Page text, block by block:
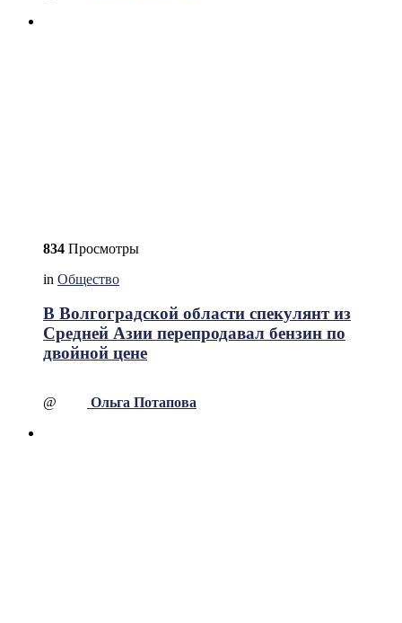
834 Просмотры
in Общество
В Волгоградской области спекулянт из
Средней Азии перепродавал бензин по
двойной цене
@ Ольга Потапова